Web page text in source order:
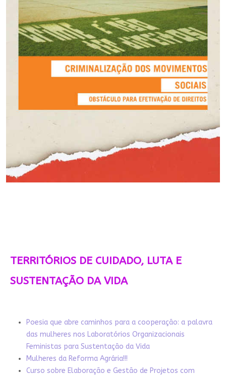
TERRITÓRIOS DE CUIDADO, LUTA E
SUSTENTAÇÃO DA VIDA
Poesia que abre caminhos para a cooperação: a palavra
das mulheres nos Laboratórios Organizacionais
Feministas para Sustentação da Vida
Mulheres da Reforma Agrária!!!
Curso sobre Elaboração e Gestão de Projetos com